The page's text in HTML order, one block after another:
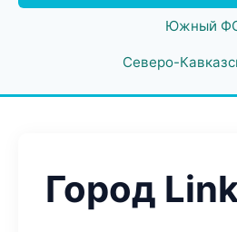
Южный
Северо-
Город